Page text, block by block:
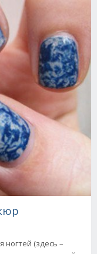
ногтей (здесь –